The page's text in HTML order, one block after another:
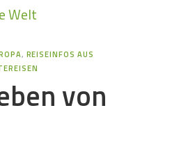
, REISEINFOS AUS
von